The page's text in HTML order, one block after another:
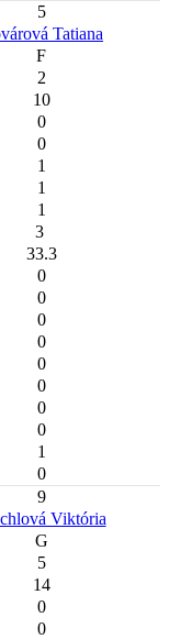
5
Tatiana
F
2
10
0
0
1
1
1
3
33.3
0
0
0
0
0
0
0
0
1
0
9
Viktória
G
5
14
0
0